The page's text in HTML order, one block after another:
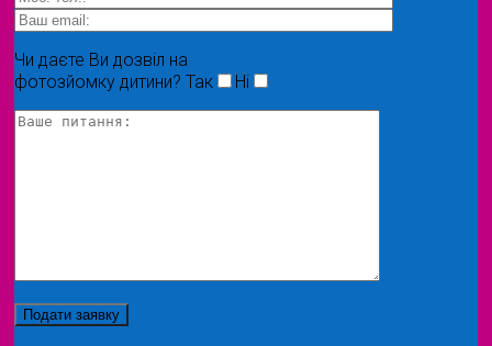
Чи даєте Ви дозвіл на
фотозйомку дитини? Так Ні